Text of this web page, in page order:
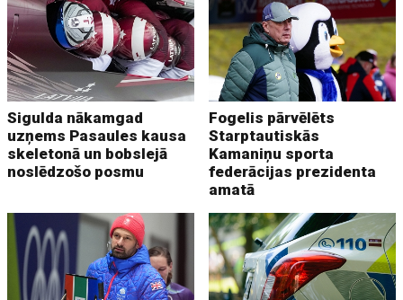
Sigulda nākamgad
uzņems Pasaules kausa
skeletonā un bobslejā
noslēdzošo posmu
Fogelis pārvēlēts
Starptautiskās
Kamaniņu sporta
federācijas prezidenta
amatā